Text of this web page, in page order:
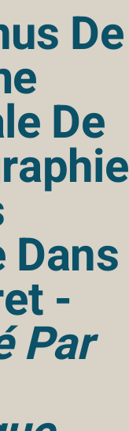
De
De
Dans
-
Par